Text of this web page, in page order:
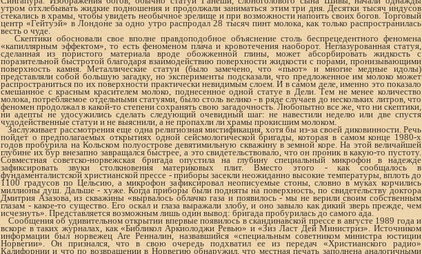
утром отхлебывать жидкие подношения и продолжали заниматься этим три дня. Десятки тысяч индусов
стекались в храмы, чтобы увидеть необычное зрелище и при возможности напоить своих богов. Торговый
центр «Гейтуэй» в Лондоне за одно утро распродал 28 тысяч пинт молока, как только распро­странилась
весть о чуде.
Скептики обосновали свое вполне правдоподобное объяснение столь беспрецедентного феномена
«капиллярным эффектом», то есть феноменом плача и кровотечения наоборот. Неглазурованная статуя,
сделанная из пористого материала вроде обожженной глины, может абсорбировать жидкость с
поразительной быстротой благодаря взаимодействию поверхности жидкости с порами, пронизывающими
поверхность камня. Металлические статуи (было замечено, что «пьют» и многие медные идолы)
представляли собой большую загадку, но эксперименты подсказали, что предложенное им молоко может
распространиться по их поверхности практически невидимым слоем. И в самом деле, именно это показало
смешанное с красным красителем молоко, поднесенное одной статуе в Дели. Тем не менее ко­личество
молока, потребляемое отдельными статуями, было столь велико - в ряде случаев до нескольких литров, что
феномен продолжал в какой-то степени сохранять свою загадочность. Любопытно все же, что ни скептики,
ни адепты не удосужились сделать следующий очевидный шаг: не навестили неделю или две спустя
чудодейственные статуи и не выяснили, а не пропахли ли храмы прокисшим молоком.
Заслуживает рассмотрения еще одна религиозная мистификация, хотя бы из-за своей диковинности. Речь
пойдет о предполагаемых открытиях одной сейсмологической бригады, которая в самом конце 1980-х
годов пробурила на Кольском полуострове девятимильную скважину в земной коре. На этой величайшей
глубине их бур внезапно завращался быстрее, а это свидетельствовало, что он проник в какую-то пустоту.
Совместная советско-норвежская бригада опустила на глубину специальный микрофон в надежде
зафиксировать звуки столкновения материковых плит. Вместо этого - как сообщалось в
фундаменталистской христианской прессе - приборы засекли неожиданно высокие температуры, вплоть до
1100 градусов по Цельсию, а микрофон зафиксировал неописуемые стоны, словно в муках корчились
миллионы душ. Дальше - хуже. Когда приборы были подняты на поверхность, по свидетельству доктора
Дмитрия Азазова, из скважины «вырвалось облачко газа и появилось - мы не верили своим собственным
глазам - какое-то существо. Его оскал и глаза выражали злобу, и оно завыло как дикий зверь прежде, чем
исчезнуть». Представляется возможным лишь один вывод: бригада пробурилась до самого ада.
Сообщения об удивительном открытии впервые появилось в скандинавской прессе в августе 1989 года и
вскоре в таких журналах, как «Библикол Аркиолоджи Ревью» и «Зиз Ласт Дей Министриз». Источником
информации был норвежец Are Ренналин, назвавшийся «специальным советником министра юстиции
Норвегии». Он признался, что в свою очередь подхватил ее из передач «Христианского радио»
Калифорнии и что по возвращении в Норвегию обнаружил, что местная печать заполнена аналогичными